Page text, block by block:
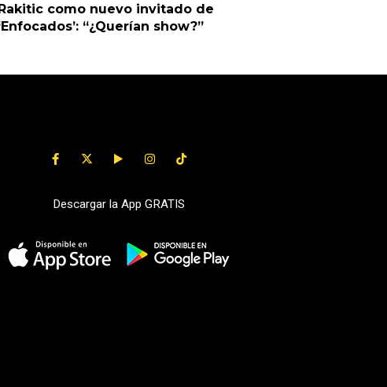
como nuevo invitado de
“¿Querían show?”
Descargar la App GRATIS